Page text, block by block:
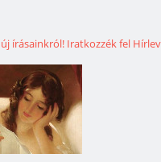
írásainkról! Iratkozzék fel